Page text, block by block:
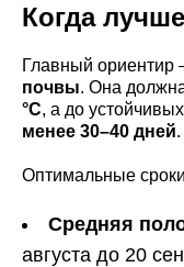
Когда
Главный ориентир
почвы. Она
°C, а до
менее 30–40 дней.
Оптимальные
Средняя
августа до 20